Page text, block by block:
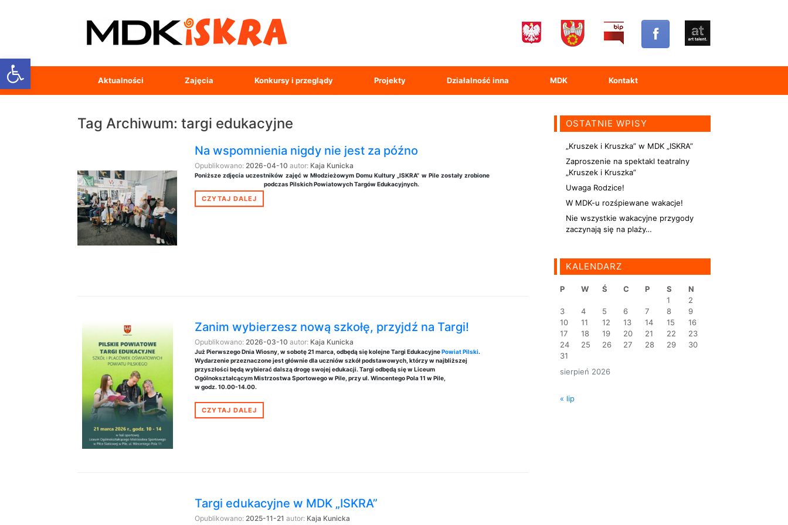
Open toolbar
Aktualności Zajęcia Konkursy i przeglądy Projekty Działalność inna MDK Kontakt
Tag Archiwum: targi edukacyjne
Na wspomnienia nigdy nie jest za późno
Opublikowano: 2026-04-10 autor: Kaja Kunicka
Poniższe zdjęcia uczestników zajęć w Młodzieżowym Domu Kultury „ISKRA” w Pilezostały zrobione
podczas Pilskich Powiatowych Targów Edukacyjnych.
CZYTAJ DALEJ
Zanim wybierzesz nową szkołę, przyjdź na Targi!
Opublikowano: 2026-03-10 autor: Kaja Kunicka
Już Pierwszego Dnia Wiosny, w sobotę 21 marca, odbędą się kolejne Targi EdukacyjnePowiat Pilski.
Wydarzenie przeznaczone jest głównie dla uczniów szkół podstawowych, którzy w najbliższej
przyszłości będą wybierać dalszą drogę swojej edukacji. Targi odbędą się w Liceum
Ogólnokształcącym Mistrzostwa Sportowego w Pile, przy ul. Wincentego Pola 11 w Pile,
w godz. 10.00-14.00.
CZYTAJ DALEJ
Targi edukacyjne w MDK „ISKRA”
Opublikowano: 2025-11-21 autor: Kaja Kunicka
OSTATNIE WPISY
„Kruszek i Kruszka” w MDK „ISKRA”
Zaproszenie na spektakl teatralny
„Kruszek i Kruszka”
Uwaga Rodzice!
W MDK-u rozśpiewane wakacje!
Nie wszystkie wakacyjne przygody
zaczynają się na plaży…
KALENDARZ
sierpień 2026
P W Ś C P S
N
1
2
3
4 5 6 7 8
9
10
11 12 13 14 15
16
17
18 19 20 21 22
23
24
25 26 27 28 29
30
31
« lip